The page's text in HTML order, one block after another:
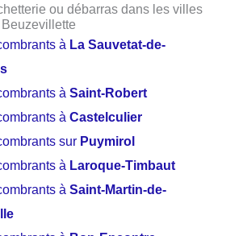
ou débarras dans les villes
à La Sauvetat-de-
àSaint-Robert
àCastelculier
sur Puymirol
à Laroque-Timbaut
àSaint-Martin-de-